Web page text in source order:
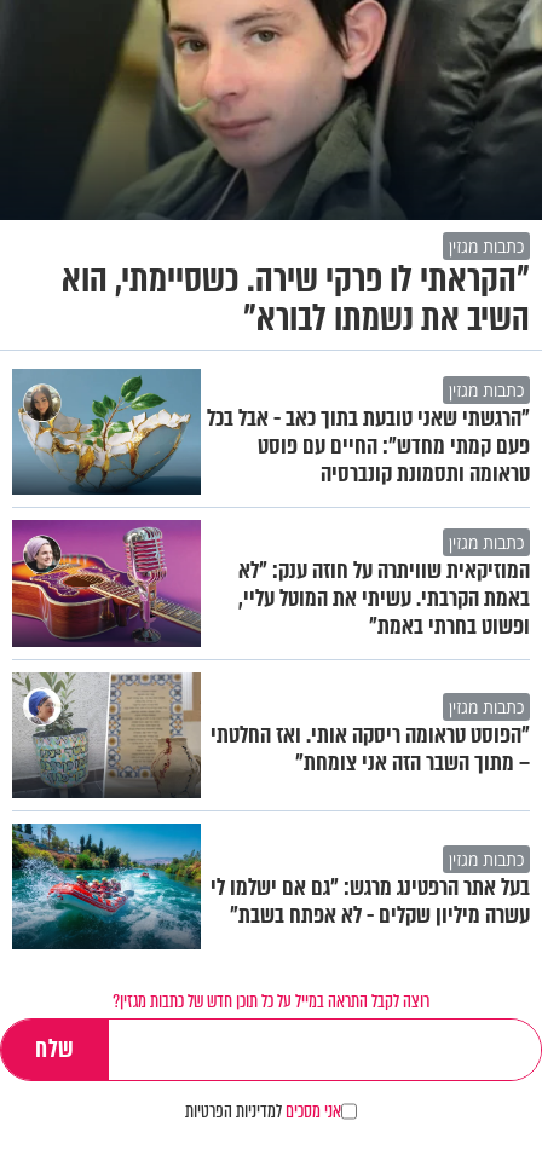
כתבות מגזין
"הקראתי לו פרקי שירה. כשסיימתי, הוא
השיב את נשמתו לבורא"
כתבות מגזין
"הרגשתי שאני טובעת בתוך כאב - אבל בכל
פעם קמתי מחדש": החיים עם פוסט
טראומה ותסמונת קונברסיה
כתבות מגזין
המוזיקאית שוויתרה על חוזה ענק: "לא
באמת הקרבתי. עשיתי את המוטל עליי,
ופשוט בחרתי באמת"
כתבות מגזין
"הפוסט טראומה ריסקה אותי. ואז החלטתי
– מתוך השבר הזה אני צומחת"
כתבות מגזין
בעל אתר הרפטינג מרגש: "גם אם ישלמו לי
עשרה מיליון שקלים - לא אפתח בשבת"
רוצה לקבל התראה במייל על כל תוכן חדש של כתבות מגזין?
אני מסכיםלמדיניות הפרטיות